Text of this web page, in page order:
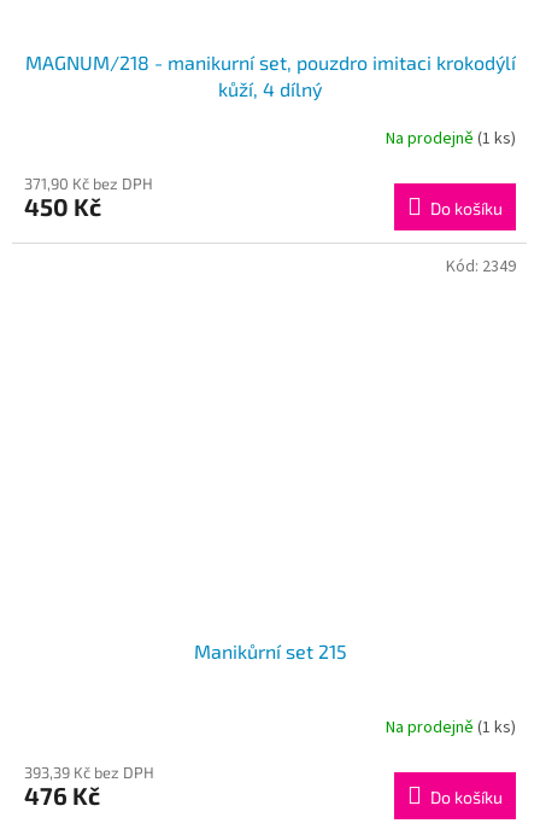
MAGNUM/218 - manikurní set, pouzdro imitaci krokodýlí
kůží, 4 dílný
Na prodejně (1 ks)
371,90 Kč bez DPH
450 Kč Do košíku
Manikůrní set 215
Na prodejně (1 ks)
393,39 Kč bez DPH
476 Kč Do košíku
Kód: 2349